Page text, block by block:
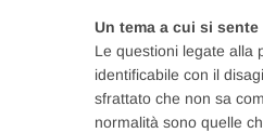
Un tema a cui si
Le questioni legate alla
identificabile con il
sfrattato che non sa
normalità sono quelle